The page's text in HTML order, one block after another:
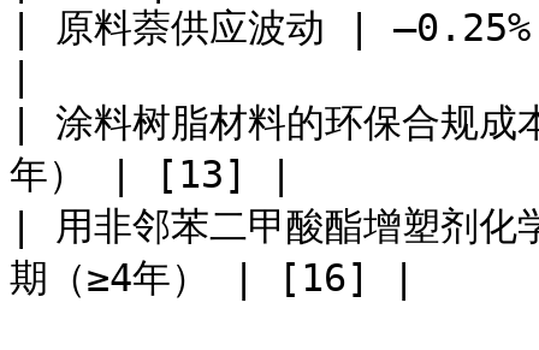
| 原料萘供应波动 |
| 涂料树脂材料的环保合
年） | [13] |
| 用非邻苯二甲酸酯增塑
期（≥4年） | [16] |